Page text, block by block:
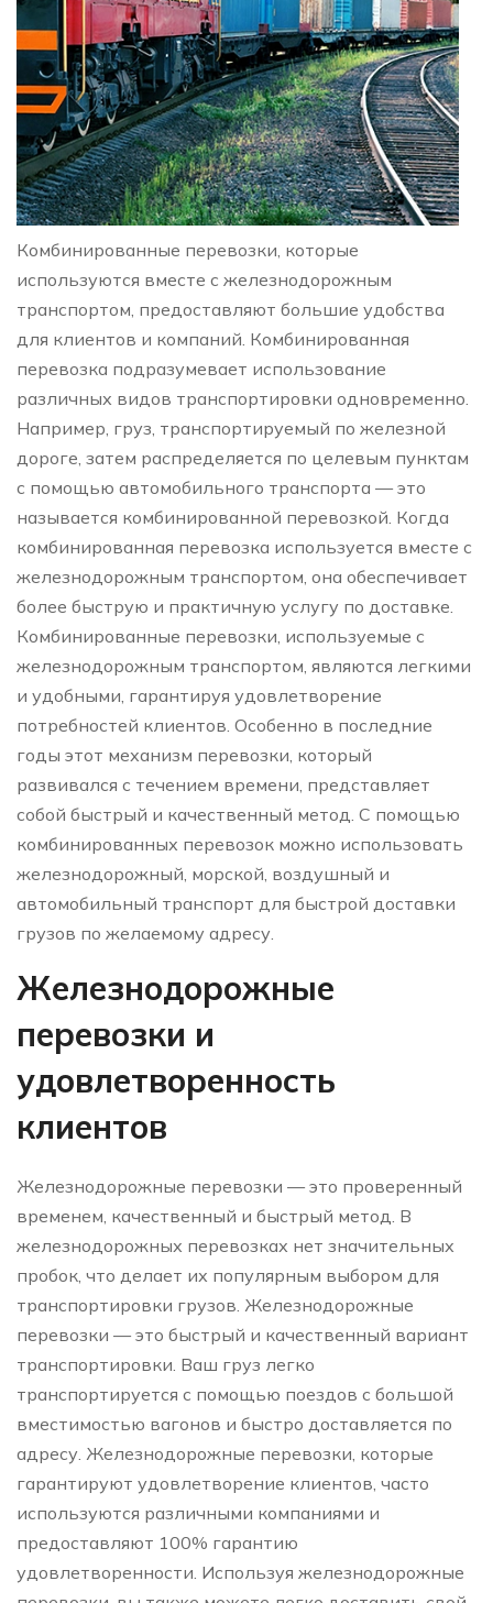
Комбинированные перевозки, которые
используются вместе с железнодорожным
транспортом, предоставляют большие удобства
для клиентов и компаний. Комбинированная
перевозка подразумевает использование
различных видов транспортировки одновременно.
Например, груз, транспортируемый по железной
дороге, затем распределяется по целевым пунктам
с помощью автомобильного транспорта — это
называется комбинированной перевозкой. Когда
комбинированная перевозка используется вместе с
железнодорожным транспортом, она обеспечивает
более быструю и практичную услугу по доставке.
Комбинированные перевозки, используемые с
железнодорожным транспортом, являются легкими
и удобными, гарантируя удовлетворение
потребностей клиентов. Особенно в последние
годы этот механизм перевозки, который
развивался с течением времени, представляет
собой быстрый и качественный метод. С помощью
комбинированных перевозок можно использовать
железнодорожный, морской, воздушный и
автомобильный транспорт для быстрой доставки
грузов по желаемому адресу.
Железнодорожные
перевозки и
удовлетворенность
клиентов
Железнодорожные перевозки — это проверенный
временем, качественный и быстрый метод. В
железнодорожных перевозках нет значительных
пробок, что делает их популярным выбором для
транспортировки грузов. Железнодорожные
перевозки — это быстрый и качественный вариант
транспортировки. Ваш груз легко
транспортируется с помощью поездов с большой
вместимостью вагонов и быстро доставляется по
адресу. Железнодорожные перевозки, которые
гарантируют удовлетворение клиентов, часто
используются различными компаниями и
предоставляют 100% гарантию
удовлетворенности. Используя железнодорожные